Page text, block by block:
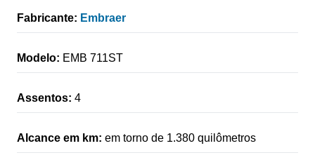
Fabricante: Embraer
Modelo: EMB 711ST
Assentos: 4
Alcance em km: em torno de 1.380 quilômetros